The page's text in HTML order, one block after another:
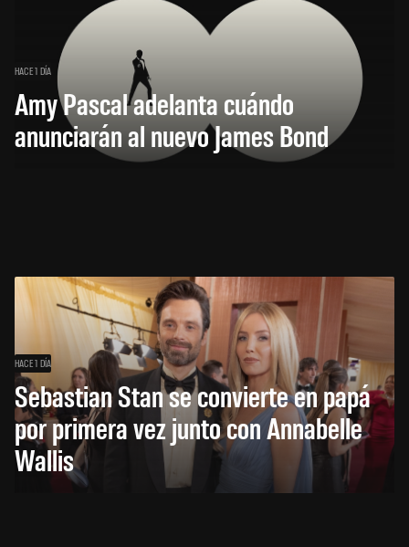
HACE 1 DÍA
Amy Pascal adelanta cuándo
anunciarán al nuevo James Bond
HACE 1 DÍA
Sebastian Stan se convierte en papá
por primera vez junto con Annabelle
Wallis